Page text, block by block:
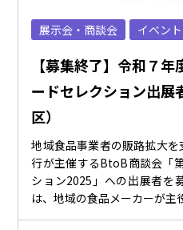
展示会・商談会 イベント
【募集終了】令和７
ードセレクション出展
区）
地域食品事業者の販路拡大
行が主催するBtoB商談会「
ション2025」への出展者を
は、地域の食品メーカーが